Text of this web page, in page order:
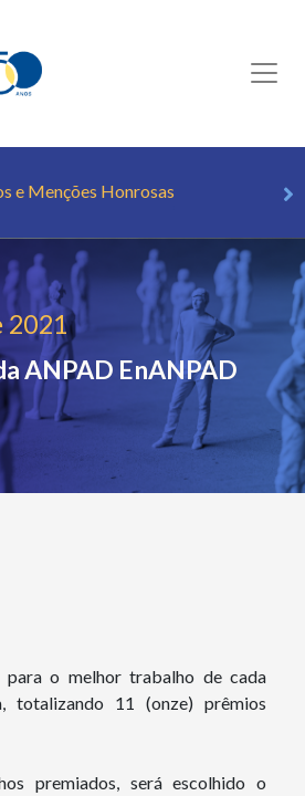
e Menções Honrosas
2021
ANPAD EnANPAD
para o melhor trabalho de cada
totalizando 11 (onze) prêmios
premiados, será escolhido o